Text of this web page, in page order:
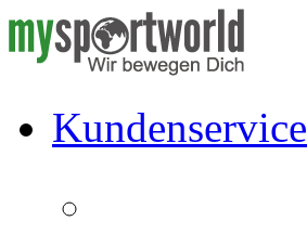
Kundenservice